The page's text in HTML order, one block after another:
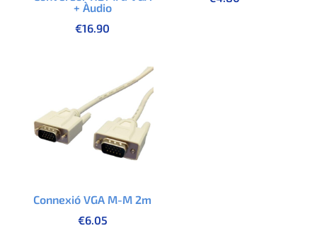
+ Àudio
€16.90
Connexió VGA M-M 2m
€6.05